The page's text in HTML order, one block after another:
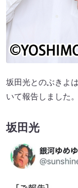
坂田光とのぶきよ
いて報告しました。
坂田光